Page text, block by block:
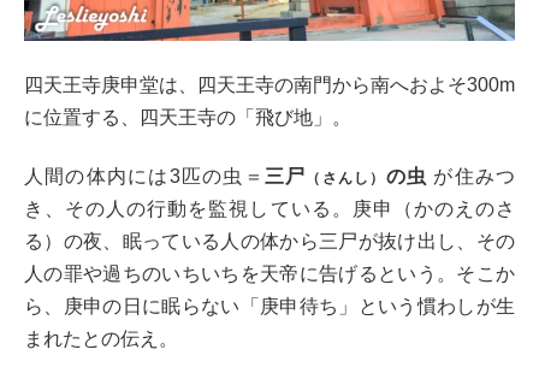
四天王寺庚申堂は、
四天王寺の南門から南へおよそ300m
に位置する、四天王寺の「飛び地」。
人間の体内には3匹の虫＝ 三尸 （さんし） の虫 が住みつ
き、その人の行動を監視している。庚申（かのえのさ
る）の夜、眠っている人の体から三尸が抜け出し、その
人の罪や過ちのいちいちを天帝に告げるという。そこか
ら、庚申の日に眠らない「庚申待ち」という慣わしが生
まれたとの伝え。